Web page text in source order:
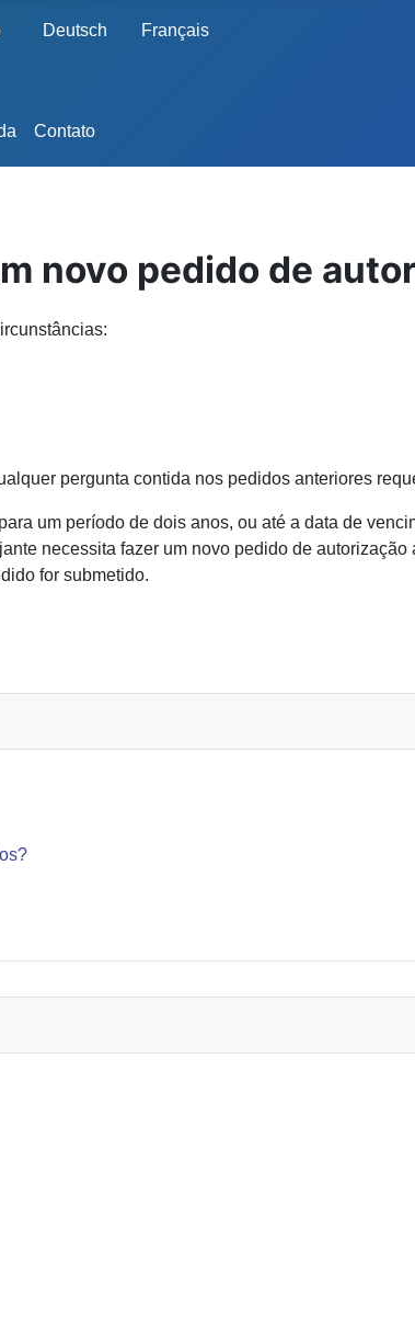
Deutsch Français
Contato
novo pedido de
pergunta contida nos pedidos anteriores
um período de dois anos, ou até a data de
necessita fazer um novo pedido de
for submetido.
AO AEROPORTO?